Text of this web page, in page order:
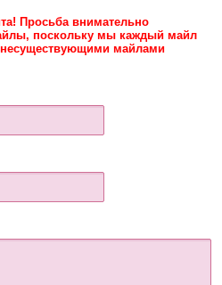
Просьба внимательно
поскольку мы каждый майл
майлами